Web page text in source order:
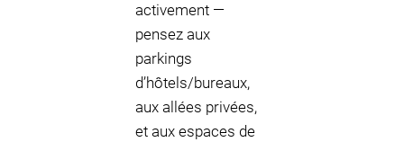
activement —
pensez aux
parkings
d’hôtels/bureaux,
aux allées privées,
et aux espaces de